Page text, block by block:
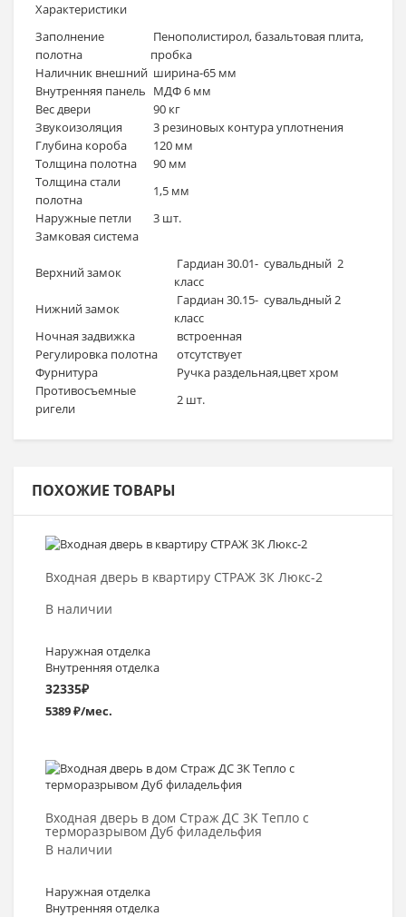
Характеристики
Заполнение
полотна
Пенополистирол, базальтовая плита,
пробка
Наличник внешний ширина-65 мм
Внутренняя панель МДФ 6 мм
Вес двери
90 кг
Звукоизоляция
3 резиновых контура уплотнения
Глубина короба
120 мм
Толщина полотна
90 мм
Толщина стали
полотна
1,5 мм
Наружные петли
3 шт.
Замковая система
Верхний замок
Гардиан 30.01- сувальдный 2
класс
Нижний замок
Гардиан 30.15- сувальдный 2
класс
Ночная задвижка
встроенная
Регулировка полотна
отсутствует
Фурнитура
Ручка раздельная,цвет хром
Противосъемные
ригели
2 шт.
ПОХОЖИЕ ТОВАРЫ
Входная дверь в квартиру СТРАЖ 3К Люкс-2
В наличии
Наружная отделка
Внутренняя отделка
32335₽
5389 ₽/мес.
Выбрать >
Входная дверь в дом Страж ДС 3К Тепло с
терморазрывом Дуб филадельфия
В наличии
Наружная отделка
Внутренняя отделка
Выбрать >